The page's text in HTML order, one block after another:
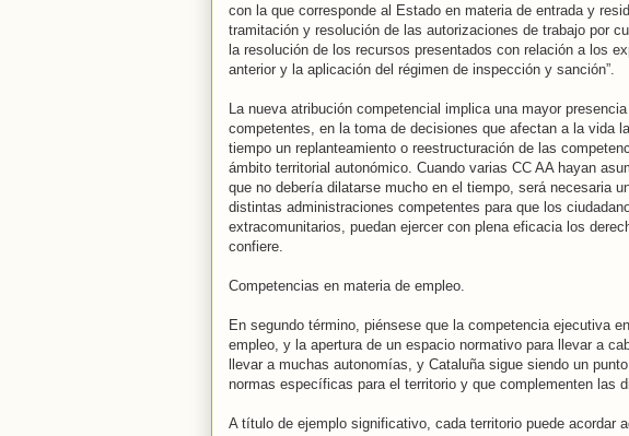
con la que corresponde al Estado en materia de entrada y
tramitación y resolución de las autorizaciones de trabajo por
la resolución de los recursos presentados con relación a los
anterior y la aplicación del régimen de inspección y sanción”.
La nueva atribución competencial implica una mayor
competentes, en la toma de decisiones que afectan a la vida
tiempo un replanteamiento o reestructuración de las
ámbito territorial autonómico. Cuando varias CC AA hayan
que no debería dilatarse mucho en el tiempo, será necesaria
distintas administraciones competentes para que los
extracomunitarios, puedan ejercer con plena eficacia los
confiere.
Competencias en materia de empleo.
En segundo término, piénsese que la competencia ejecutiva
empleo, y la apertura de un espacio normativo para llevar a
llevar a muchas autonomías, y Cataluña sigue siendo un
normas específicas para el territorio y que complementen las
A título de ejemplo significativo, cada territorio puede acordar